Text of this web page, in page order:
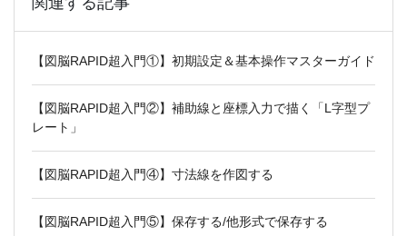
【図脳RAPID超入門①】初期設定＆基本操作マスターガイド
【図脳RAPID超入門②】補助線と座標入力で描く「L字型プ
レート」
【図脳RAPID超入門④】寸法線を作図する
【図脳RAPID超入門⑤】保存する/他形式で保存する